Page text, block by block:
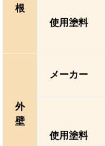
根
使用塗料
外
壁
メーカー
使用塗料